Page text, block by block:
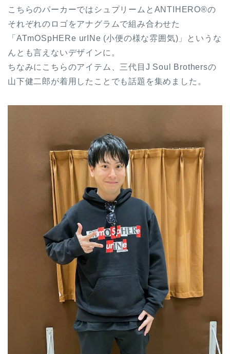
こちらのパーカーではシュプリームとANTIHERO®の
それぞれのロゴをアナグラムで組み合わせた
「ATmOSpHERe urINe (小便の様な雰囲気)」というな
んとも言えないデザインに。
ちなみにこちらのアイテム、三代目J Soul Brothersの
山下健二郎が着用したことでも話題を集めました。